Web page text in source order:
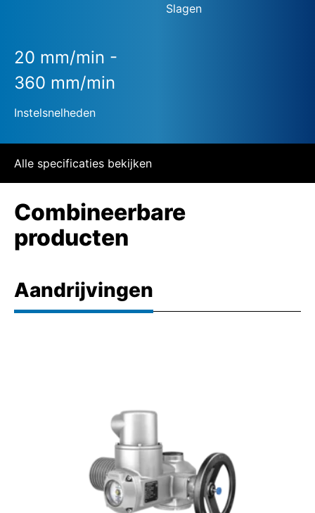
Slagen
20 mm/min -
360 mm/min
Instelsnelheden
Alle specificaties bekijken
Combineerbare
producten
Aandrijvingen